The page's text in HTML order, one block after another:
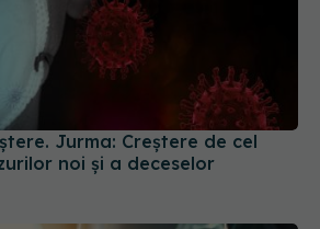
Jurma: Creștere de cel
noi și a deceselor